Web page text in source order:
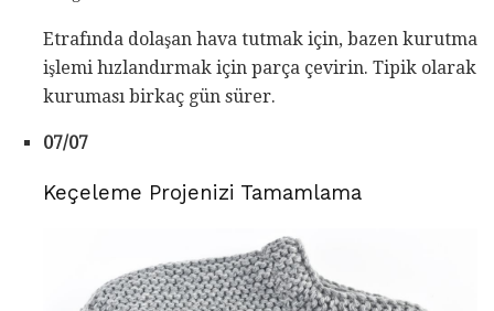
Etrafında dolaşan hava tutmak için, bazen kurutma
işlemi hızlandırmak için parça çevirin. Tipik olarak
kuruması birkaç gün sürer.
07/07
Keçeleme Projenizi Tamamlama